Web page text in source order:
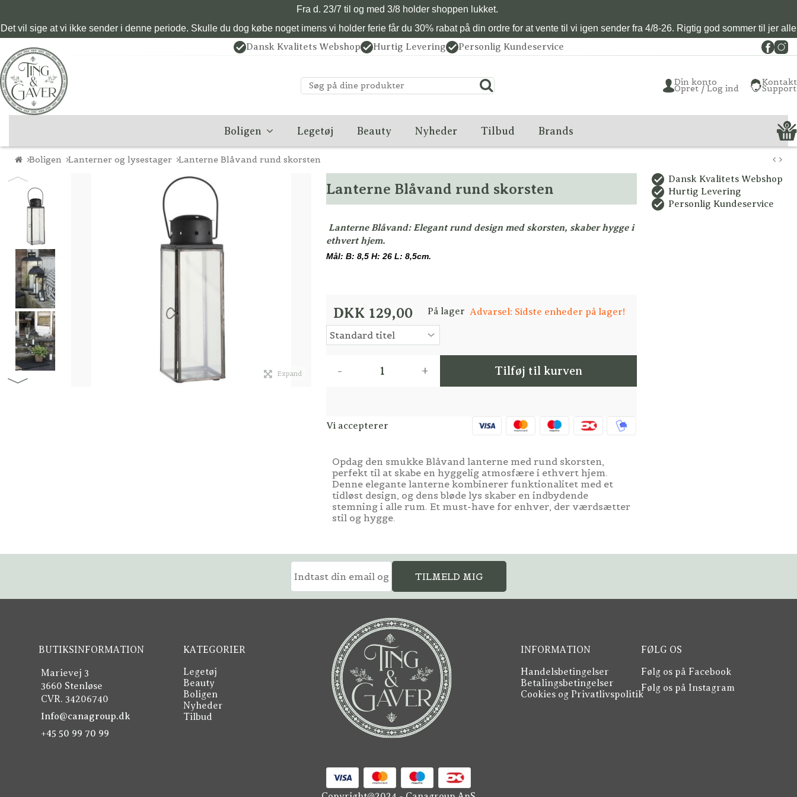
Fra d. 23/7 til og med 3/8 holder shoppen lukket.
Det vil sige at vi ikke sender i denne periode. Skulle du dog købe noget imens vi holder ferie får du 30% rabat på din ordre for at vente til vi igen sender fra 4/8-26. Rigtig god sommer til jer alle
Dansk Kvalitets Webshop Hurtig Levering Personlig Kundeservice
Din konto
Opret / Log ind
Kontakt
Support
Boligen Legetøj Beauty Nyheder Tilbud Brands 0
Boligen Lanterner og lysestager Lanterne Blåvand rund skorsten
Expand
Lanterne Blåvand rund skorsten
Lanterne Blåvand: Elegant rund design med skorsten, skaber hygge i
ethvert hjem.
Mål: B: 8,5 H: 26 L: 8,5cm.
DKK 129,00 På lager Advarsel: Sidste enheder på lager!
- + Tilføj til kurven
Vi accepterer
Dansk Kvalitets Webshop
Hurtig Levering
Personlig Kundeservice
Opdag den smukke Blåvand lanterne med rund skorsten,
perfekt til at skabe en hyggelig atmosfære i ethvert hjem.
Denne elegante lanterne kombinerer funktionalitet med et
tidløst design, og dens bløde lys skaber en indbydende
stemning i alle rum. Et must-have for enhver, der værdsætter
stil og hygge.
TILMELD MIG
BUTIKSINFORMATION
Marievej 3
3660 Stenløse
CVR. 34206740
Info@canagroup.dk
+45 50 99 70 99
KATEGORIER
Legetøj
Beauty
Boligen
Nyheder
Tilbud
INFORMATION
Handelsbetingelser
Betalingsbetingelser
Cookies og Privatlivspolitik
FØLG OS
Følg os på Facebook
Følg os på Instagram